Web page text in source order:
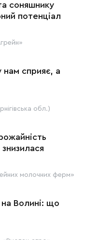
соняшнику
потенціал
нам сприяє, а
обл.)
молочних ферм»
Волині: що